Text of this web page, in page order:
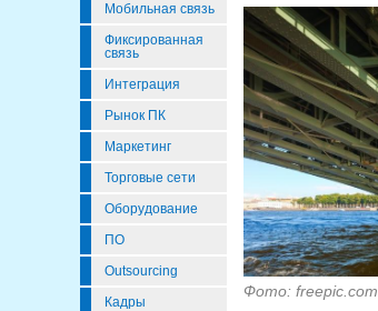
Мобильная связь
Фиксированная
связь
Интеграция
Рынок ПК
Маркетинг
Торговые сети
Оборудование
ПО
Outsourcing
Кадры
Фото: freepic.com